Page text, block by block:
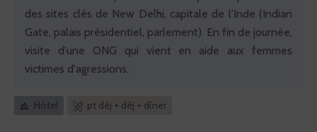
des sites clés de New Delhi, capitale de l’Inde (Indian
Gate, palais présidentiel, parlement). En fin de journée,
visite d'une ONG qui vient en aide aux femmes
victimes d'agressions.
Hôtel pt déj + déj + dîner